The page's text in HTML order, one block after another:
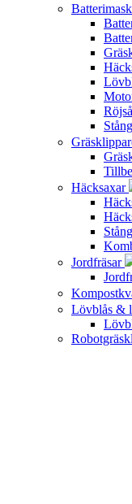
Häcksaxar
Jordfräsar
Lövblås &